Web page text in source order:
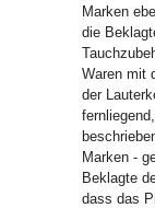
Marken
die
Waren mit
der
Marken -
Beklagte
dass das